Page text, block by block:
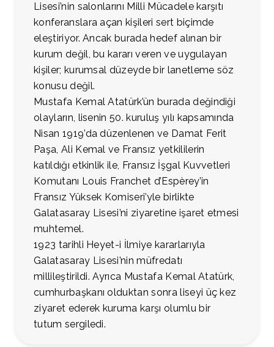
Lisesi’nin salonlarını Milli Mücadele karşıtı
konferanslara açan kişileri sert biçimde
eleştiriyor. Ancak burada hedef alınan bir
kurum değil, bu kararı veren ve uygulayan
kişiler; kurumsal düzeyde bir lanetleme söz
konusu değil.
Mustafa Kemal Atatürk’ün burada değindiği
olayların, lisenin 50. kuruluş yılı kapsamında
Nisan 1919’da düzenlenen ve Damat Ferit
Paşa, Ali Kemal ve Fransız yetkililerin
katıldığı etkinlik ile, Fransız İşgal Kuvvetleri
Komutanı Louis Franchet d’Espèrey’in
Fransız Yüksek Komiseri’yle birlikte
Galatasaray Lisesi’ni ziyaretine işaret etmesi
muhtemel.
1923 tarihli Heyet-i İlmiye kararlarıyla
Galatasaray Lisesi’nin müfredatı
millileştirildi. Ayrıca Mustafa Kemal Atatürk,
cumhurbaşkanı olduktan sonra liseyi üç kez
ziyaret ederek kuruma karşı olumlu bir
tutum sergiledi.